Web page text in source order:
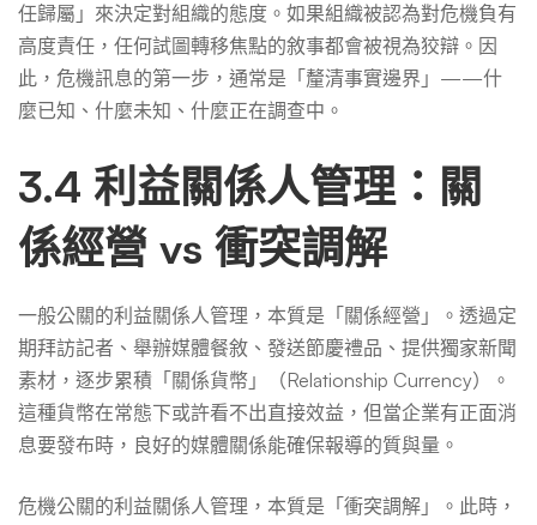
任歸屬」來決定對組織的態度。如果組織被認為對危機負有
高度責任，任何試圖轉移焦點的敘事都會被視為狡辯。因
此，危機訊息的第一步，通常是「釐清事實邊界」——什
麼已知、什麼未知、什麼正在調查中。
3.4 利益關係人管理：關
係經營 vs 衝突調解
一般公關的利益關係人管理，本質是「關係經營」。透過定
期拜訪記者、舉辦媒體餐敘、發送節慶禮品、提供獨家新聞
素材，逐步累積「關係貨幣」（Relationship Currency）。
這種貨幣在常態下或許看不出直接效益，但當企業有正面消
息要發布時，良好的媒體關係能確保報導的質與量。
危機公關的利益關係人管理，本質是「衝突調解」。此時，